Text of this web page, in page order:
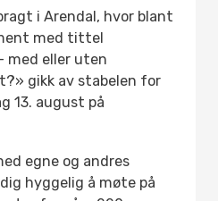
i Arendal, hvor blant
med tittel
med eller uten
gikk av stabelen for
13. august på
egne og andres
hyggelig å møte på